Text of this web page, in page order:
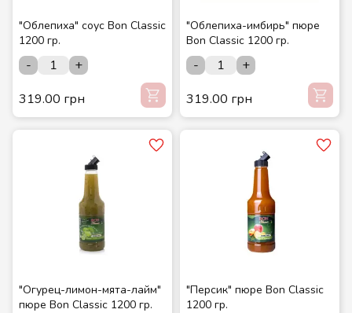
"Облепиха" соус Bon Classic
1200 гр.
-
+
319.00 грн
"Облепиха-имбирь" пюре
Bon Classic 1200 гр.
-
+
319.00 грн
"Огурец-лимон-мята-лайм"
пюре Bon Classic 1200 гр.
"Персик" пюре Bon Classic
1200 гр.